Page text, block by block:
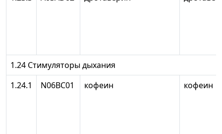
1.24 Стимуляторы дыхания
1.24.1
N06BC01 кофеин кофеин